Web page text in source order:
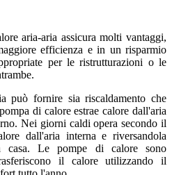
aria-aria assicura molti vantaggi,
efficienza e in un risparmio
per le ristrutturazioni o le
può fornire sia riscaldamento che
di calore estrae calore dall'aria
Nei giorni caldi opera secondo il
dall'aria interna e riversandola
casa. Le pompe di calore sono
il calore utilizzando il